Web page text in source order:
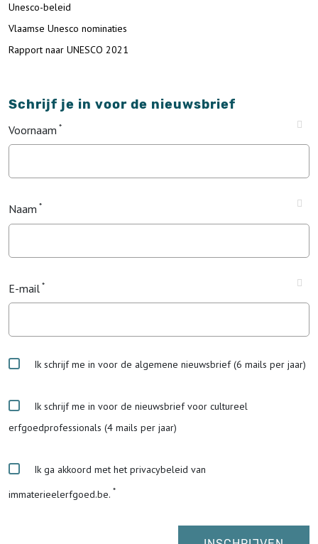
Unesco-beleid
Vlaamse Unesco nominaties
Rapport naar UNESCO 2021
Schrijf je in voor de nieuwsbrief
Voornaam
Naam
E-mail
Ik schrijf me in voor de algemene nieuwsbrief (6 mails per jaar)
Ik schrijf me in voor de nieuwsbrief voor cultureel
erfgoedprofessionals (4 mails per jaar)
Ik ga akkoord met het privacybeleid van
immaterieelerfgoed.be.